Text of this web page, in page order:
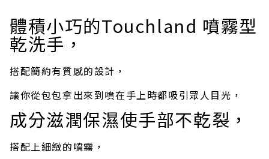
體積小巧的Touchland 噴霧型
乾洗手，
搭配簡約有質感的設計，
讓你從包包拿出來到噴在手上時都吸引眾人目光，
成分滋潤保濕使手部不乾裂，
搭配上細緻的噴霧，